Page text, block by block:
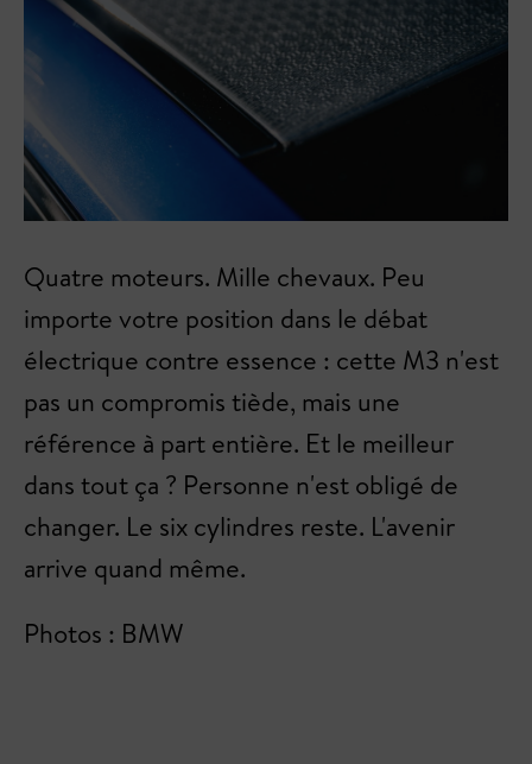
Quatre moteurs. Mille chevaux. Peu
importe votre position dans le débat
électrique contre essence : cette M3 n'est
pas un compromis tiède, mais une
référence à part entière. Et le meilleur
dans tout ça ? Personne n'est obligé de
changer. Le six cylindres reste. L'avenir
arrive quand même.
Photos : BMW